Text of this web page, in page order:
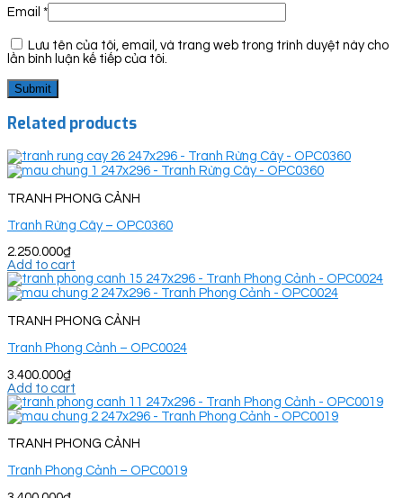
Email *
Lưu tên của tôi, email, và trang web trong trình duyệt này cho
lần bình luận kế tiếp của tôi.
Related products
TRANH PHONG CẢNH
Tranh Rừng Cây – OPC0360
2.250.000₫
Add to cart
TRANH PHONG CẢNH
Tranh Phong Cảnh – OPC0024
3.400.000₫
Add to cart
TRANH PHONG CẢNH
Tranh Phong Cảnh – OPC0019